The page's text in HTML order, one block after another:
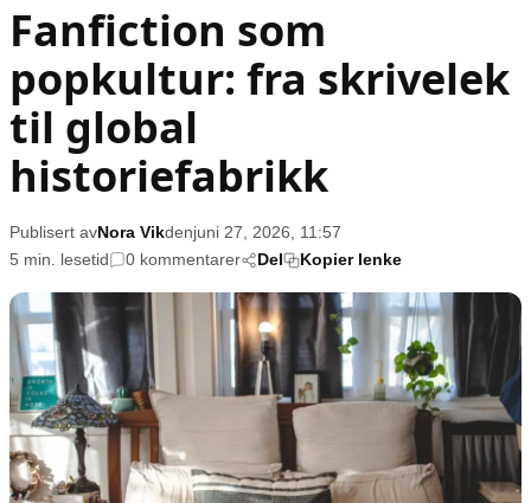
Film og serier
Musikk og artister
Popkultur
TV og streaming
Underholdning
Strømmetjenester
Streaming
TV-serier
Gaming
Populær
Animasjon
Sosiale medier
Musikk
Filmkveld
Seervaner
Soundtrack
Retningslinjer
Annonsepolicy
Brukervilkår
Cookiepolicy
Etiske retningslinjer
Personvernerklæring
Redaksjonell policy
Fanfiction som
popkultur: fra skrivelek
til global
historiefabrikk
Publisert avNora Vikdenjuni 27, 2026, 11:57
5 min. lesetid
0 kommentarer Del Kopier lenke